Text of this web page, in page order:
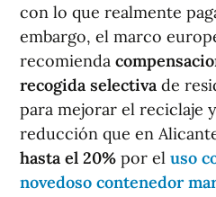
con lo que realmente
embargo, el marco
recomienda
recogida selectiva de
para mejorar el reciclaje
reducción que en
hasta el 20% por el uso
novedoso contenedor